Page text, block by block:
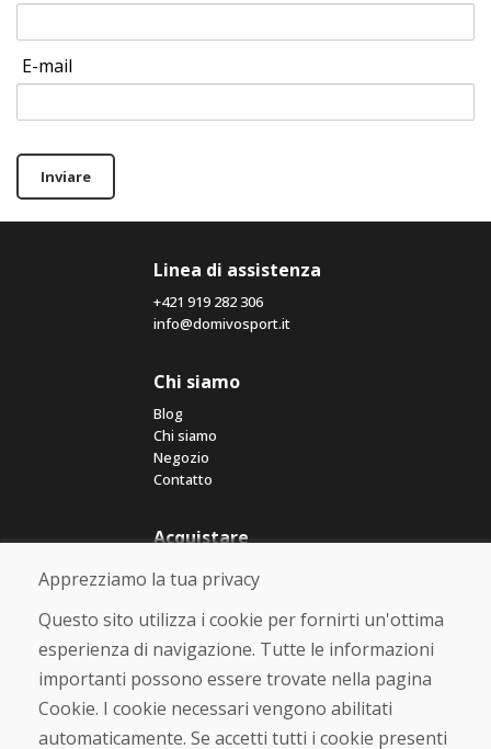
E-mail
Inviare
Linea di assistenza
+421 919 282 306
info@domivosport.it
Chi siamo
Blog
Chi siamo
Negozio
Contatto
Acquistare
Negozio online
Termini e condizioni commerciali
Spedizione e pagamento
Reso e cambio merce
Protezione dei dati personali
Cookies
Apprezziamo la tua privacy
Questo sito utilizza i cookie per fornirti un'ottima
esperienza di navigazione. Tutte le informazioni
importanti possono essere trovate nella pagina
Cookie. I cookie necessari vengono abilitati
automaticamente. Se accetti tutti i cookie presenti